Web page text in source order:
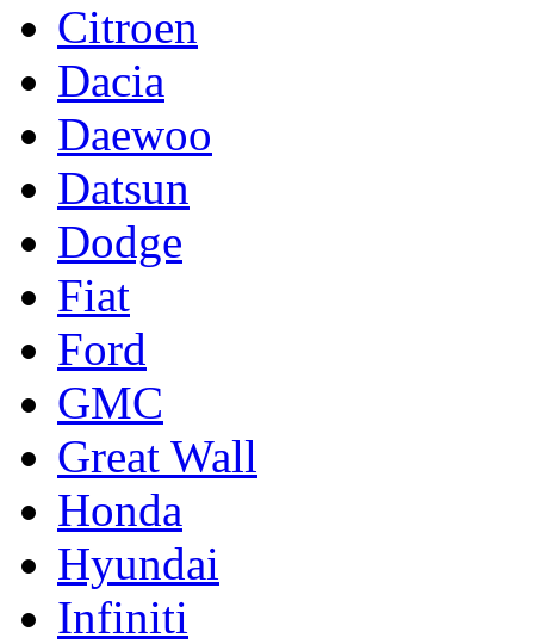
Citroen
Dacia
Daewoo
Datsun
Dodge
Fiat
Ford
GMC
Great Wall
Honda
Hyundai
Infiniti